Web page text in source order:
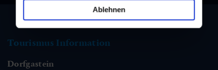
Ablehnen
Tourismus Information
Dorfgastein